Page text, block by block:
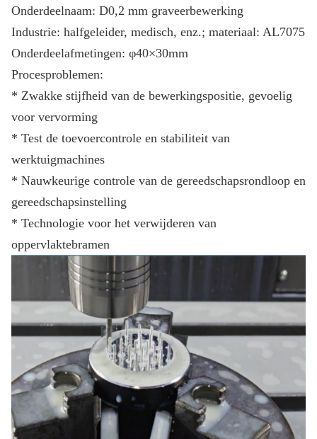
Onderdeelnaam: D0,2 mm graveerbewerking
Industrie: halfgeleider, medisch, enz.; materiaal: AL7075
Onderdeelafmetingen: φ40×30mm
Procesproblemen:
* Zwakke stijfheid van de bewerkingspositie, gevoelig
voor vervorming
* Test de toevoercontrole en stabiliteit van
werktuigmachines
* Nauwkeurige controle van de gereedschapsrondloop en
gereedschapsinstelling
* Technologie voor het verwijderen van
oppervlaktebramen